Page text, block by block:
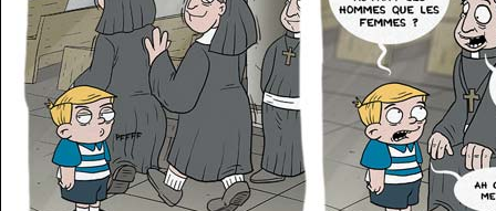
http://www.lefabz.com/